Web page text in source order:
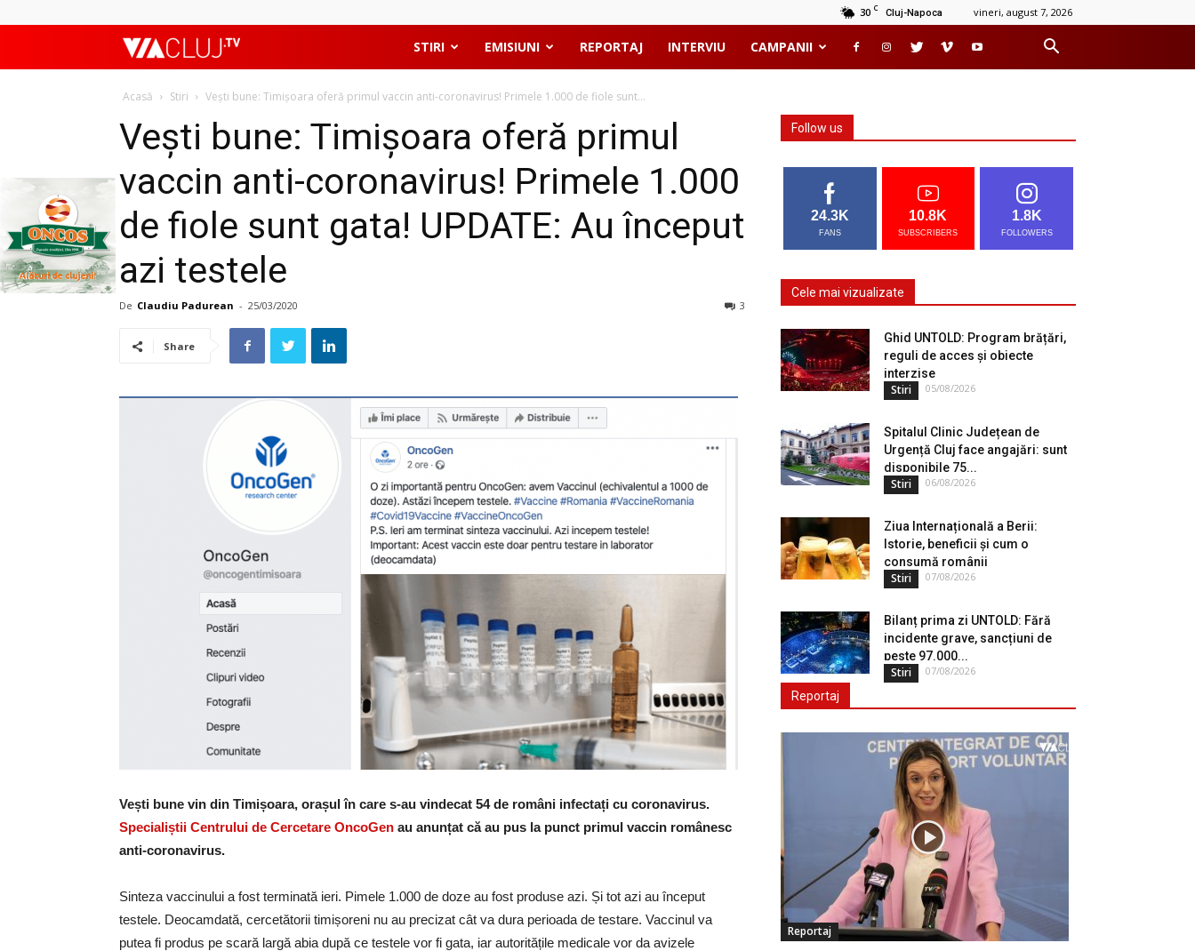
30 C Cluj-Napoca vineri, august 7, 2026
ViaClujTV STIRI EMISIUNI REPORTAJ INTERVIU CAMPANII
Acasă Stiri Vești bune: Timișoara oferă primul vaccin anti-coronavirus! Primele 1.000 de fiole sunt...
Vești bune: Timișoara oferă primul
vaccin anti-coronavirus! Primele 1.000
de fiole sunt gata! UPDATE: Au început
azi testele
De Claudiu Padurean - 25/03/2020 3
Share
Vești bune vin din Timișoara, orașul în care s-au vindecat 54 de români infectați cu coronavirus.
Specialiștii Centrului de Cercetare OncoGen au anunțat că au pus la punct primul vaccin românesc
anti-coronavirus.
Sinteza vaccinului a fost terminată ieri. Pimele 1.000 de doze au fost produse azi. Și tot azi au început
testele. Deocamdată, cercetătorii timișoreni nu au precizat cât va dura perioada de testare. Vaccinul va
putea fi produs pe scară largă abia după ce testele vor fi gata, iar autoritățile medicale vor da avizele
Follow us
24.3K
FANS
10.8K
SUBSCRIBERS
1.8K
FOLLOWERS
Cele mai vizualizate
Ghid UNTOLD: Program brățări,
reguli de acces și obiecte
interzise
Stiri 05/08/2026
Spitalul Clinic Județean de
Urgență Cluj face angajări: sunt
disponibile 75...
Stiri 06/08/2026
Ziua Internațională a Berii:
Istorie, beneficii și cum o
consumă românii
Stiri 07/08/2026
Bilanț prima zi UNTOLD: Fără
incidente grave, sancțiuni de
peste 97.000...
Stiri 07/08/2026
Reportaj
Reportaj